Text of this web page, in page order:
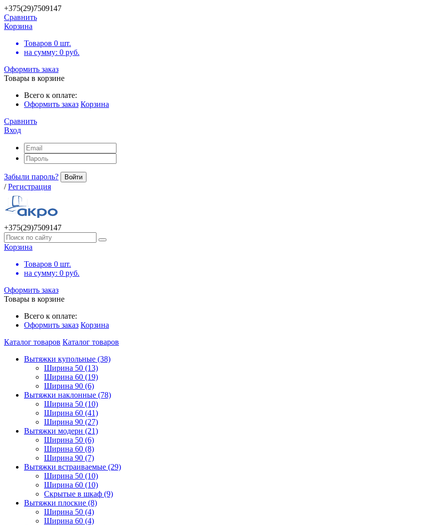
+375(29)7509147
Сравнить
Корзина
Товаров 0 шт.
на сумму: 0 руб.
Оформить заказ
Товары в корзине
Всего к оплате:
Оформить заказ Корзина
Сравнить
Вход
Забыли пароль? Войти
/ Регистрация
+375(29)7509147
Корзина
Товаров 0 шт.
на сумму: 0 руб.
Оформить заказ
Товары в корзине
Всего к оплате:
Оформить заказ Корзина
Каталог товаров Каталог товаров
Вытяжки купольные (38)
Ширина 50 (13)
Ширина 60 (19)
Ширина 90 (6)
Вытяжки наклонные (78)
Ширина 50 (10)
Ширина 60 (41)
Ширина 90 (27)
Вытяжки модерн (21)
Ширина 50 (6)
Ширина 60 (8)
Ширина 90 (7)
Вытяжки встраиваемые (29)
Ширина 50 (10)
Ширина 60 (10)
Скрытые в шкаф (9)
Вытяжки плоские (8)
Ширина 50 (4)
Ширина 60 (4)